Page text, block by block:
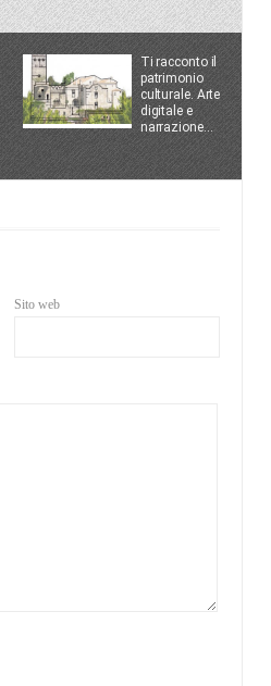
Ti racconto il
patrimonio
culturale. Arte
digitale e
narrazione...
Sito web